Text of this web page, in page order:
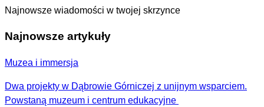
Najnowsze wiadomości w twojej skrzynce
Najnowsze artykuły
Muzea i immersja
Dwa projekty w Dąbrowie Górniczej z unijnym wsparciem.
Powstaną muzeum i centrum edukacyjne